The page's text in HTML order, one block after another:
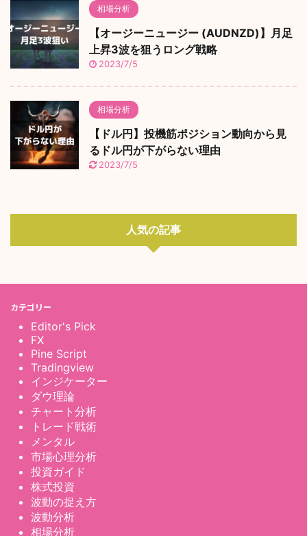
相場分析
【オージーニュージー (AUDNZD)】月足
上昇3波を狙うロング戦略
2023/7/5
相場分析
【ドル円】投機筋ポジション動向から見
るドル円が下がらない理由
2023/7/5
人気の記事
カテゴリー
Editor's Pick
FX
Pine Script
Tradingview
インジケーター
ダウ理論
チャート分析
トレード戦術
メンタル
市場心理分析
投資ガイド
株式投資
波動の捉え方
波動分析
相場分析